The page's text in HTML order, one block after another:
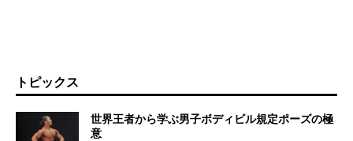
トピックス
世界王者から学ぶ男子ボディビル規定ポーズの極
意